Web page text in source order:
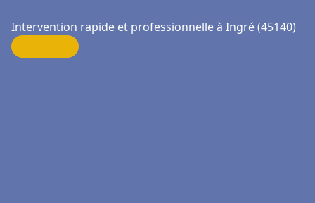
Intervention rapide et professionnelle à Ingré (45140)